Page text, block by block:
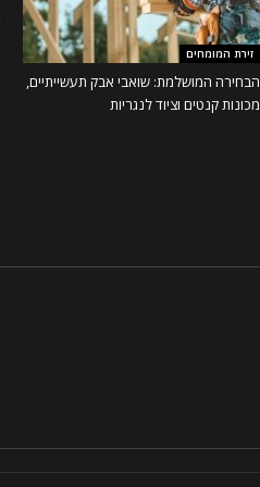
זירת המומחים
הבחירה המושלמת: שואבי אבק תעשייתיים,
מכונות קנטים וציוד לנגריות